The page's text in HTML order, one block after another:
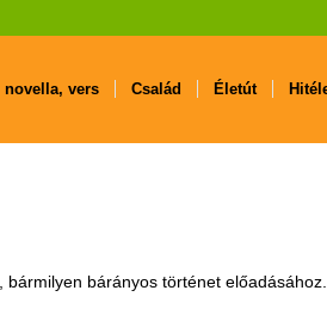
novella, vers Család Életút
bármilyen bárányos történet előadásához.